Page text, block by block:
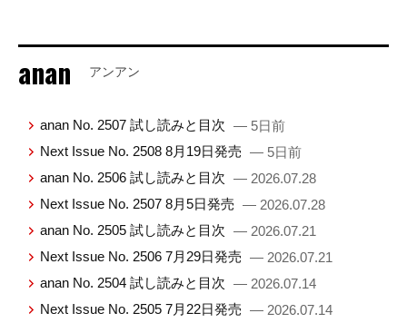
anan アンアン
anan No. 2507 試し読みと目次 — 5日前
Next Issue No. 2508 8月19日発売 — 5日前
anan No. 2506 試し読みと目次 — 2026.07.28
Next Issue No. 2507 8月5日発売 — 2026.07.28
anan No. 2505 試し読みと目次 — 2026.07.21
Next Issue No. 2506 7月29日発売 — 2026.07.21
anan No. 2504 試し読みと目次 — 2026.07.14
Next Issue No. 2505 7月22日発売 — 2026.07.14